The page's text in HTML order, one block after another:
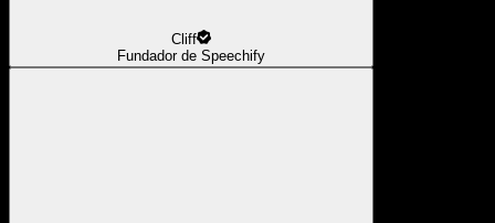
Cliff
Fundador de Speechify